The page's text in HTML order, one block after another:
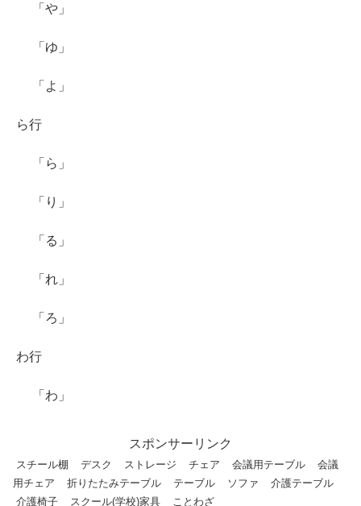
「や」
「ゆ」
「よ」
ら行
「ら」
「り」
「る」
「れ」
「ろ」
わ行
「わ」
スポンサーリンク
スチール棚 デスク ストレージ チェア 会議用テーブル
会議
用チェア
折りたたみテーブル テーブル ソファ
介護テーブル
介護椅子
スクール(学校)家具 ことわざ